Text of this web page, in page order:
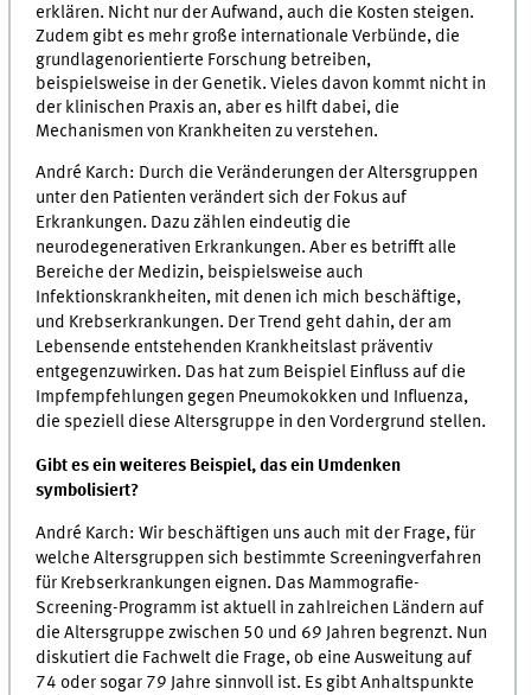
erklären. Nicht nur der Aufwand, auch die Kosten steigen.
Zudem gibt es mehr große internationale Verbünde, die
grundlagenorientierte Forschung betreiben,
beispielsweise in der Genetik. Vieles davon kommt nicht in
der klinischen Praxis an, aber es hilft dabei, die
Mechanismen von Krankheiten zu verstehen.
André Karch: Durch die Veränderungen der Altersgruppen
unter den Patienten verändert sich der Fokus auf
Erkrankungen. Dazu zählen eindeutig die
neurodegenerativen Erkrankungen. Aber es betrifft alle
Bereiche der Medizin, beispielsweise auch
Infektionskrankheiten, mit denen ich mich beschäftige,
und Krebserkrankungen. Der Trend geht dahin, der am
Lebensende entstehenden Krankheitslast präventiv
entgegenzuwirken. Das hat zum Beispiel Einfluss auf die
Impfempfehlungen gegen Pneumokokken und Influenza,
die speziell diese Altersgruppe in den Vordergrund stellen.
Gibt es ein weiteres Beispiel, das ein Umdenken
symbolisiert?
André Karch: Wir beschäftigen uns auch mit der Frage, für
welche Altersgruppen sich bestimmte Screeningverfahren
für Krebserkrankungen eignen. Das Mammografie-
Screening-Programm ist aktuell in zahlreichen Ländern auf
die Altersgruppe zwischen 50 und 69 Jahren begrenzt. Nun
diskutiert die Fachwelt die Frage, ob eine Ausweitung auf
74 oder sogar 79 Jahre sinnvoll ist. Es gibt Anhaltspunkte